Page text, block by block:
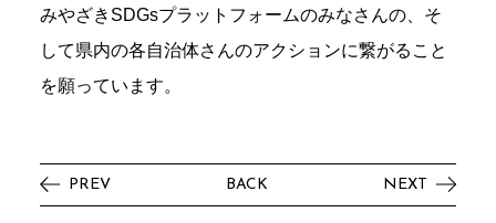
みやざきSDGsプラットフォームのみなさんの、そ
して県内の各自治体さんのアクションに繋がること
を願っています。
PREV BACK NEXT